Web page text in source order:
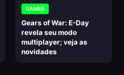
GAMES
Gears of War: E-Day
revela seu modo
multiplayer; veja as
novidades